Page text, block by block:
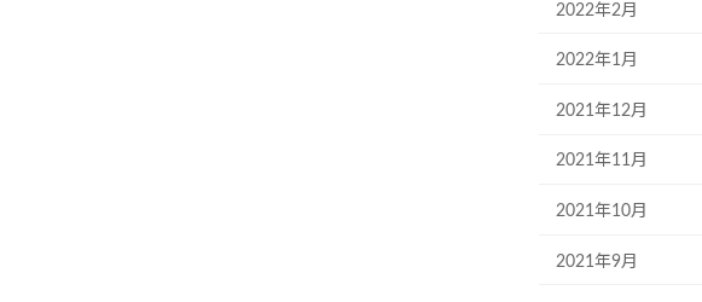
2022年2月
2022年1月
2021年12月
2021年11月
2021年10月
2021年9月